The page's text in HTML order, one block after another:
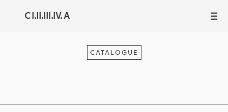
C I.II.III.IV. A III
CATALOGUE